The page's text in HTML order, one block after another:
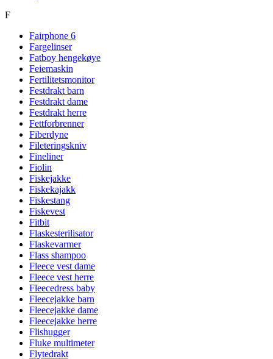
F
Fairphone 6
Fargelinser
Fatboy hengekøye
Feiemaskin
Fertilitetsmonitor
Festdrakt barn
Festdrakt dame
Festdrakt herre
Fettforbrenner
Fiberdyne
Fileteringskniv
Fineliner
Fiolin
Fiskejakke
Fiskekajakk
Fiskestang
Fiskevest
Fitbit
Flaskesterilisator
Flaskevarmer
Flass shampoo
Fleece vest dame
Fleece vest herre
Fleecedress baby
Fleecejakke barn
Fleecejakke dame
Fleecejakke herre
Flishugger
Fluke multimeter
Flytedrakt